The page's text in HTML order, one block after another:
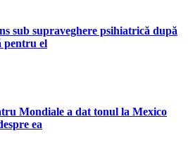
sub supraveghere psihiatrică după
pentru el
Mondiale a dat tonul la Mexico
ea